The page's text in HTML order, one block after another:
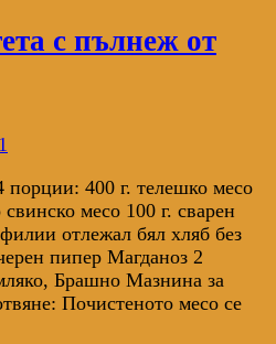
с пълнеж от
порции: 400 г. телешко месо
месо 100 г. сварен
отлежал бял хляб без
пипер Магданоз 2
Брашно Мазнина за
Почистеното месо се